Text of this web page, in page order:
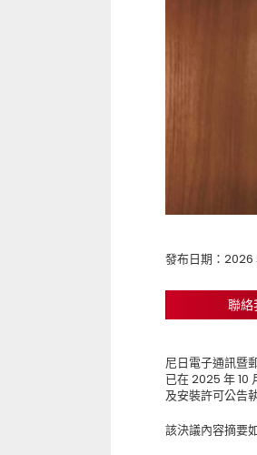
發布日期：2026
聯絡
尼日電子通訊
已在 2025 年 10
及安裝許可公告
該決議內容摘要